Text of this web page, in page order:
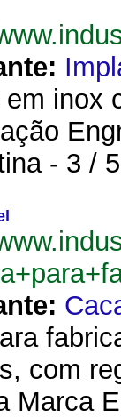
em inox
- 3 /
com
Marca